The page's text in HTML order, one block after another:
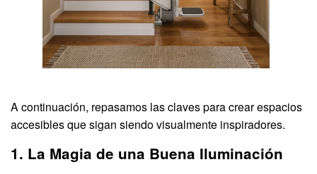
A continuación, repasamos las claves para crear espacios
accesibles que sigan siendo visualmente inspiradores.
1. La Magia de una Buena Iluminación